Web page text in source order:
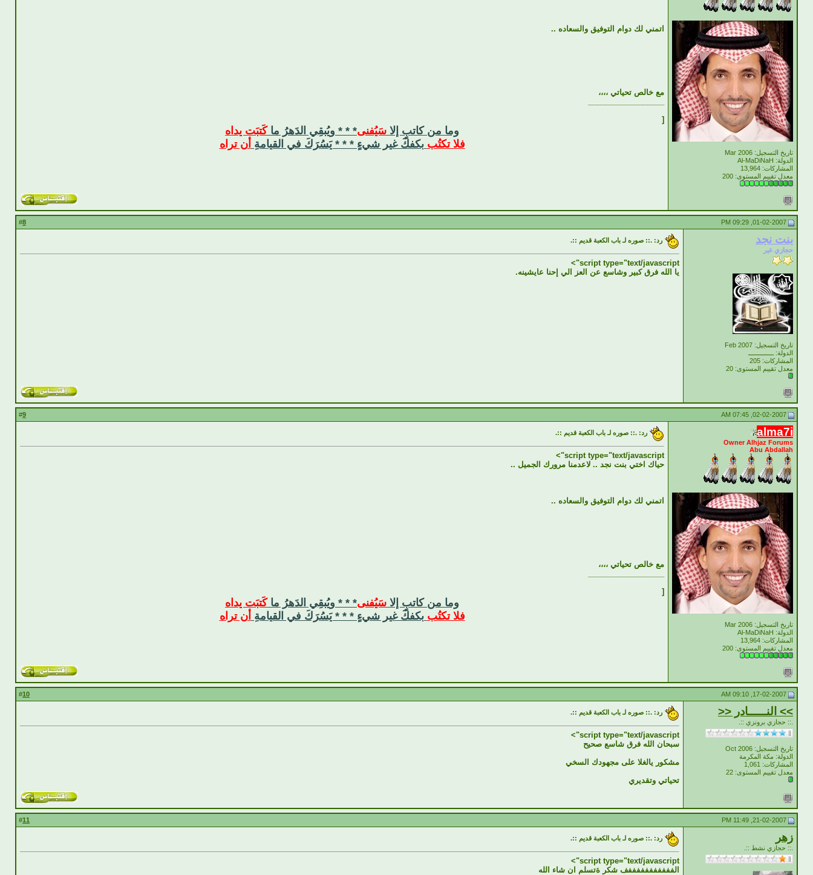
تاريخ التسجيل: Mar 2006
الدولة: Al-MaDiNaH
المشاركات: 13,964
معدل تقييم المستوى: 200
اتمني لك دوام التوفيق والسعاده ..
مع خالص تحياتي ،،،،
[
وما من كاتبٍ إلا سَيُفنى* * * ويُبقِي الدَهرُ ماكَتبَت يداه
فلا تكتُب بكفكَ غير شيءٍ * * * يَسُرَكَ في القيامةِ أن تراه
8
بنت نجد
حجازي غير
تاريخ التسجيل: Feb 2007
الدولة: ــــــــــــــ
المشاركات: 205
معدل تقييم المستوى: 20
رد: .:: صوره لـ باب الكعبة قديم ::.
script type="text/javascript">
يا الله فرق كبير وشاسع عن العز الي إحنا عايشينه.
9
alma7i
Owner Alhjaz Forums
Abu Abdallah
تاريخ التسجيل: Mar 2006
الدولة: Al-MaDiNaH
المشاركات: 13,964
معدل تقييم المستوى: 200
رد: .:: صوره لـ باب الكعبة قديم ::.
script type="text/javascript">
حياك اختي بنت نجد .. لاعدمنا مرورك الجميل ..
اتمني لك دوام التوفيق والسعاده ..
مع خالص تحياتي ،،،،
[
وما من كاتبٍ إلا سَيُفنى* * * ويُبقِي الدَهرُ ماكَتبَت يداه
فلا تكتُب بكفكَ غير شيءٍ * * * يَسُرَكَ في القيامةِ أن تراه
10
>> النـــــادر <<
.:: حجازي برونزي ::.
تاريخ التسجيل: Oct 2006
الدولة: مكة المكرمة
المشاركات: 1,061
معدل تقييم المستوى: 22
رد: .:: صوره لـ باب الكعبة قديم ::.
script type="text/javascript">
سبحان الله فرق شاسع صحيح
مشكور يالغلا على مجهودك السخي
تحياتي وتقديري
11
زهر
.:: حجازي نشط ::.
رد: .:: صوره لـ باب الكعبة قديم ::.
script type="text/javascript">
الفففففففففففف شكر ةتسلم ان شاء الله